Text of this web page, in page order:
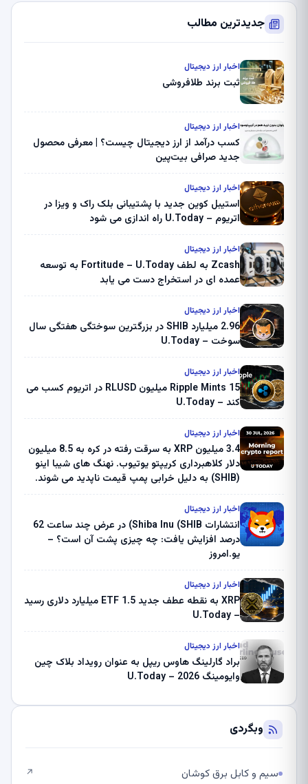
جدیدترین مطالب
اخبار ارز دیجیتال
ثبت برند طلافروشی
اخبار ارز دیجیتال
کسب درآمد از ارز دیجیتال چیست؟ | معرفی محصول
جدید صرافی بیت‌پین
اخبار ارز دیجیتال
استیبل کوین جدید با پشتیبانی بلک راک و ویزا در
اتریوم – U.Today راه اندازی می شود
اخبار ارز دیجیتال
Zcash به لطف Fortitude – U.Today به توسعه
عمده ای در استخراج دست می یابد
اخبار ارز دیجیتال
2.96 میلیارد SHIB در بزرگترین سوختگی هفتگی سال
سوخت – U.Today
اخبار ارز دیجیتال
Ripple Mints 15 میلیون RLUSD در اتریوم کسب می
کند – U.Today
اخبار ارز دیجیتال
3.4 میلیون XRP به سرقت رفته در کره به 8.5 میلیون
دلار کلاهبرداری کریپتو یوتیوب. نهنگ های شیبا اینو
(SHIB) به دلیل خرابی پمپ قیمت ناپدید می شوند.
ثبت کرد – گزارش کریپتو صبح – U.Today
اخبار ارز دیجیتال
انتشارات Shiba Inu (SHIB) در عرض چند ساعت 62
درصد افزایش یافت: چه چیزی پشت آن است؟ –
یو.امروز
اخبار ارز دیجیتال
XRP به نقطه عطف جدید ETF 1.5 میلیارد دلاری رسید
– U.Today
اخبار ارز دیجیتال
براد گارلینگ هاوس ریپل به عنوان رویداد بلاک چین
وایومینگ 2026 – U.Today
وبگردی
سیم و کابل برق کوشان ↗